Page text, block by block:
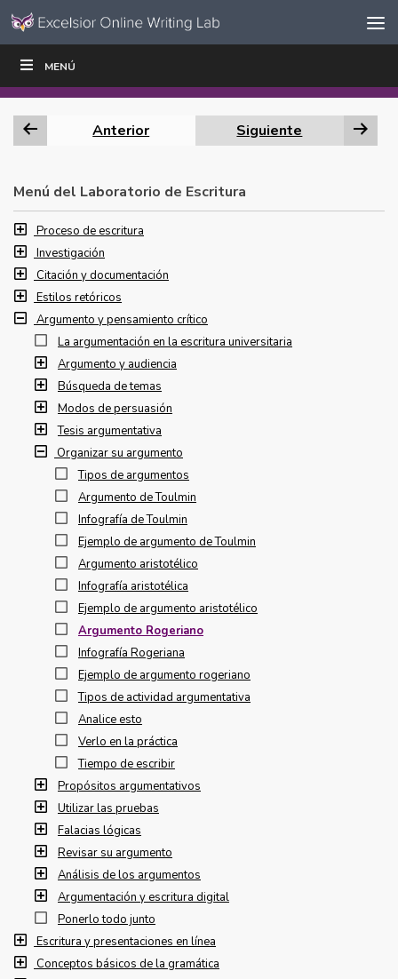
Ir al contenido
navegación
MENÚ
ESCRIBIR
Anterior Siguiente
Menú del Laboratorio de Escritura
Proceso de escritura
Investigación
Citación y documentación
Estilos retóricos
Argumento y pensamiento crítico
La argumentación en la escritura universitaria
Argumento y audiencia
Búsqueda de temas
Modos de persuasión
Tesis argumentativa
Organizar su argumento
Tipos de argumentos
Argumento de Toulmin
Infografía de Toulmin
Ejemplo de argumento de Toulmin
Argumento aristotélico
Infografía aristotélica
Ejemplo de argumento aristotélico
Argumento Rogeriano
Infografía Rogeriana
Ejemplo de argumento rogeriano
Tipos de actividad argumentativa
Analice esto
Verlo en la práctica
Tiempo de escribir
Propósitos argumentativos
Utilizar las pruebas
Falacias lógicas
Revisar su argumento
Análisis de los argumentos
Argumentación y escritura digital
Ponerlo todo junto
Escritura y presentaciones en línea
Conceptos básicos de la gramática